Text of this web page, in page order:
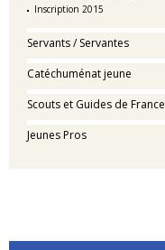
Inscription 2015
Servants / Servantes
Catéchuménat jeune
Scouts et Guides de France
Jeunes Pros